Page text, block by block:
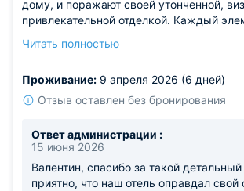
дому, и поражают своей утонченной,
привлекательной отделкой. Каждый
настоящему расслабляющую
пункта целиком и полностью
моего пребывания. В этой гостинице
Читать полностью
Проживание: 9 апреля 2026 (6 дней)
Отзыв оставлен без бронирования
Ответ администрации :
15 июня 2026
Валентин, спасибо за такой
приятно, что наш отель оправдал свой